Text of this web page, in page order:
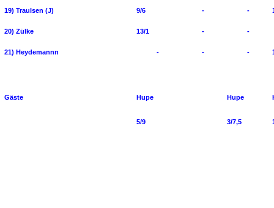
19) Traulsen (J) 9/6 - -
20) Zülke 13/1 - -
21) Heydemannn - - -
Gäste Hupe Hupe
5/9 3/7,5